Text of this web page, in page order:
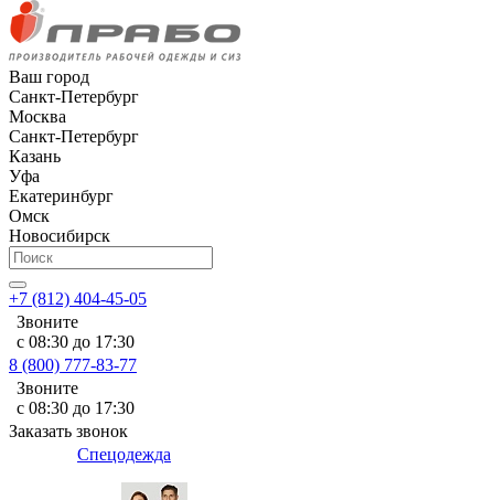
Ваш город
Санкт-Петербург
Москва
Санкт-Петербург
Казань
Уфа
Екатеринбург
Омск
Новосибирск
+7 (812) 404-45-05
Звоните
с 08:30 до 17:30
8 (800) 777-83-77
Звоните
с 08:30 до 17:30
Заказать звонок
Спецодежда